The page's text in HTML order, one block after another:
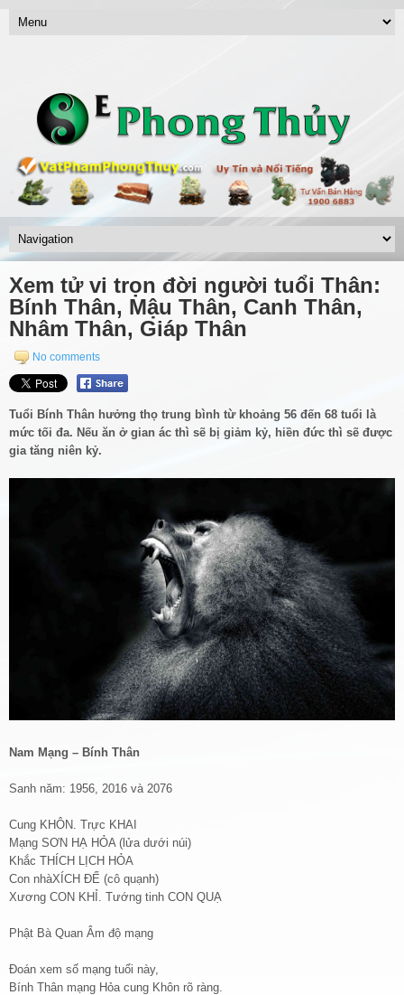
Xem tử vi trọn đời người tuổi Thân:
Bính Thân, Mậu Thân, Canh Thân,
Nhâm Thân, Giáp Thân
No comments
Tuổi Bính Thân hưởng thọ trung bình từ khoảng 56 đến 68 tuổi là
mức tối đa. Nếu ăn ở gian ác thì sẽ bị giảm kỷ, hiền đức thì sẽ được
gia tăng niên kỷ.
Nam Mạng – Bính Thân
Sanh năm: 1956, 2016 và 2076
Cung KHÔN. Trực KHAI
Mạng SƠN HẠ HỎA (lửa dưới núi)
Khắc THÍCH LỊCH HỎA
Con nhàXÍCH ĐẾ (cô quạnh)
Xương CON KHỈ. Tướng tinh CON QUẠ
Phật Bà Quan Âm độ mạng
Đoán xem số mạng tuổi này,
Bính Thân mạng Hỏa cung Khôn rõ ràng.